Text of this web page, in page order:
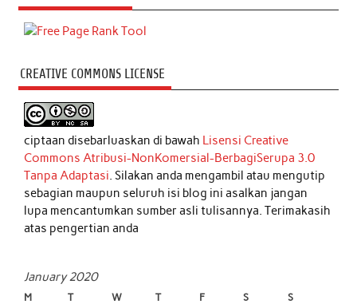
CREATIVE COMMONS LICENSE
ciptaan disebarluaskan di bawah Lisensi Creative
Commons Atribusi-NonKomersial-BerbagiSerupa 3.0
Tanpa Adaptasi. Silakan anda mengambil atau mengutip
sebagian maupun seluruh isi blog ini asalkan jangan
lupa mencantumkan sumber asli tulisannya. Terimakasih
atas pengertian anda
January 2020
M T W T F S S